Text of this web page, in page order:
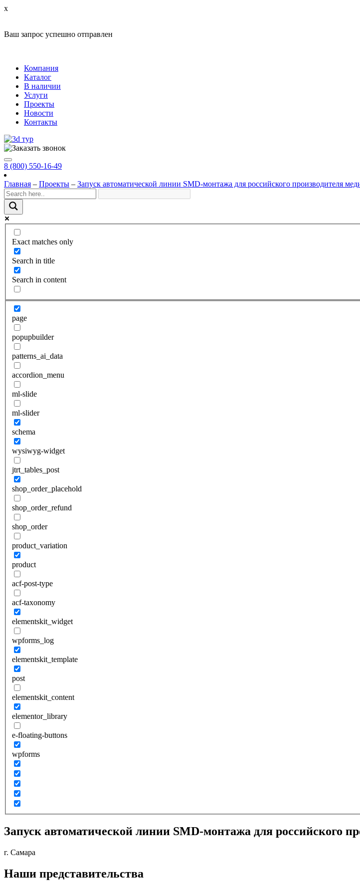
x
Ваш запрос успешно отправлен
Компания
Каталог
В наличии
Услуги
Проекты
Новости
Контакты
8 (800) 550-16-49
Главная – Проекты – Запуск автоматической линии SMD-монтажа для российского производителя
Exact matches only
Search in title
Search in content
page
popupbuilder
patterns_ai_data
accordion_menu
ml-slide
ml-slider
schema
wysiwyg-widget
jtrt_tables_post
shop_order_placehold
shop_order_refund
shop_order
product_variation
product
acf-post-type
acf-taxonomy
elementskit_widget
wpforms_log
elementskit_template
post
elementskit_content
elementor_library
e-floating-buttons
wpforms
Запуск автоматической линии SMD-монтажа для российского
г. Самара
Наши представительства